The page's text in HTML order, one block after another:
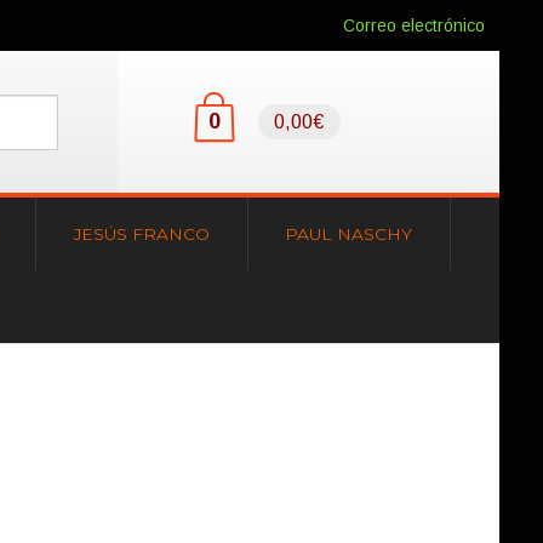
Correo electrónico
0 0,00€
JESÚS FRANCO PAUL NASCHY